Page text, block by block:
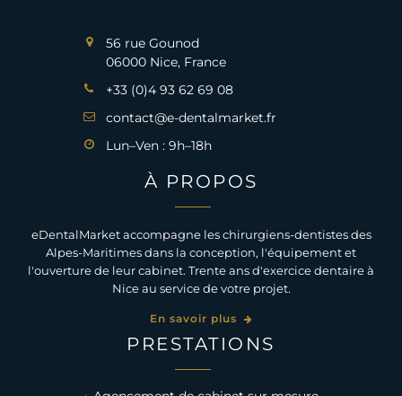
56 rue Gounod
06000 Nice, France
+33 (0)4 93 62 69 08
contact@e-dentalmarket.fr
Lun–Ven : 9h–18h
À PROPOS
eDentalMarket accompagne les chirurgiens-dentistes des
Alpes-Maritimes dans la conception, l'équipement et
l'ouverture de leur cabinet. Trente ans d'exercice dentaire à
Nice au service de votre projet.
En savoir plus
PRESTATIONS